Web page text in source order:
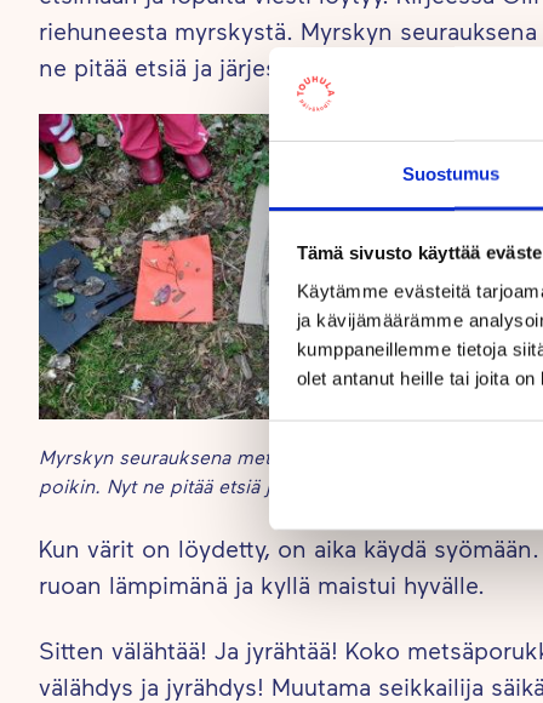
Suostumus
Tämä sivusto käyttää
Käytämme evästeitä
ja kävijämäärämme
kumppaneillemme tietoja
olet antanut heille tai joita
riehuneesta myrskystä. Myrskyn
ne pitää etsiä ja järjestää.
Myrskyn seurauksena metsän värit ovat levinneet pitkin
poikin. Nyt ne pitää etsiä ja järjestää.
Kun värit on löydetty, on aika käydä
ruoan lämpimänä ja kyllä maistui hyvälle.
Sitten välähtää! Ja jyrähtää! Koko
välähdys ja jyrähdys! Muutama seikkailija